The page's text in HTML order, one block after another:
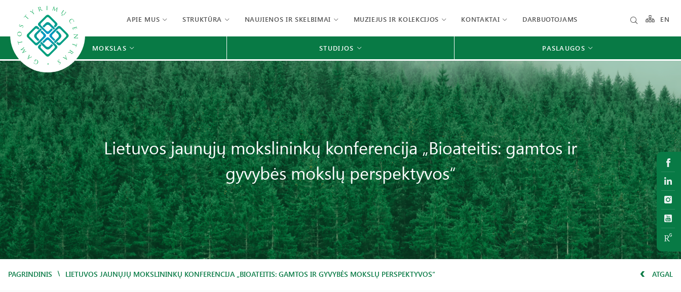
APIE MUS STRUKTŪRA NAUJIENOS IR SKELBIMAI MUZIEJUS IR KOLEKCIJOS KONTAKTAI DARBUOTOJAMS EN
MOKSLAS STUDIJOS PASLAUGOS
Lietuvos jaunųjų mokslininkų konferencija „Bioateitis: gamtos ir
gyvybės mokslų perspektyvos“
PAGRINDINIS / LIETUVOS JAUNŲJŲ MOKSLININKŲ KONFERENCIJA „BIOATEITIS: GAMTOS IR GYVYBĖS MOKSLŲ PERSPEKTYVOS“ ATGAL